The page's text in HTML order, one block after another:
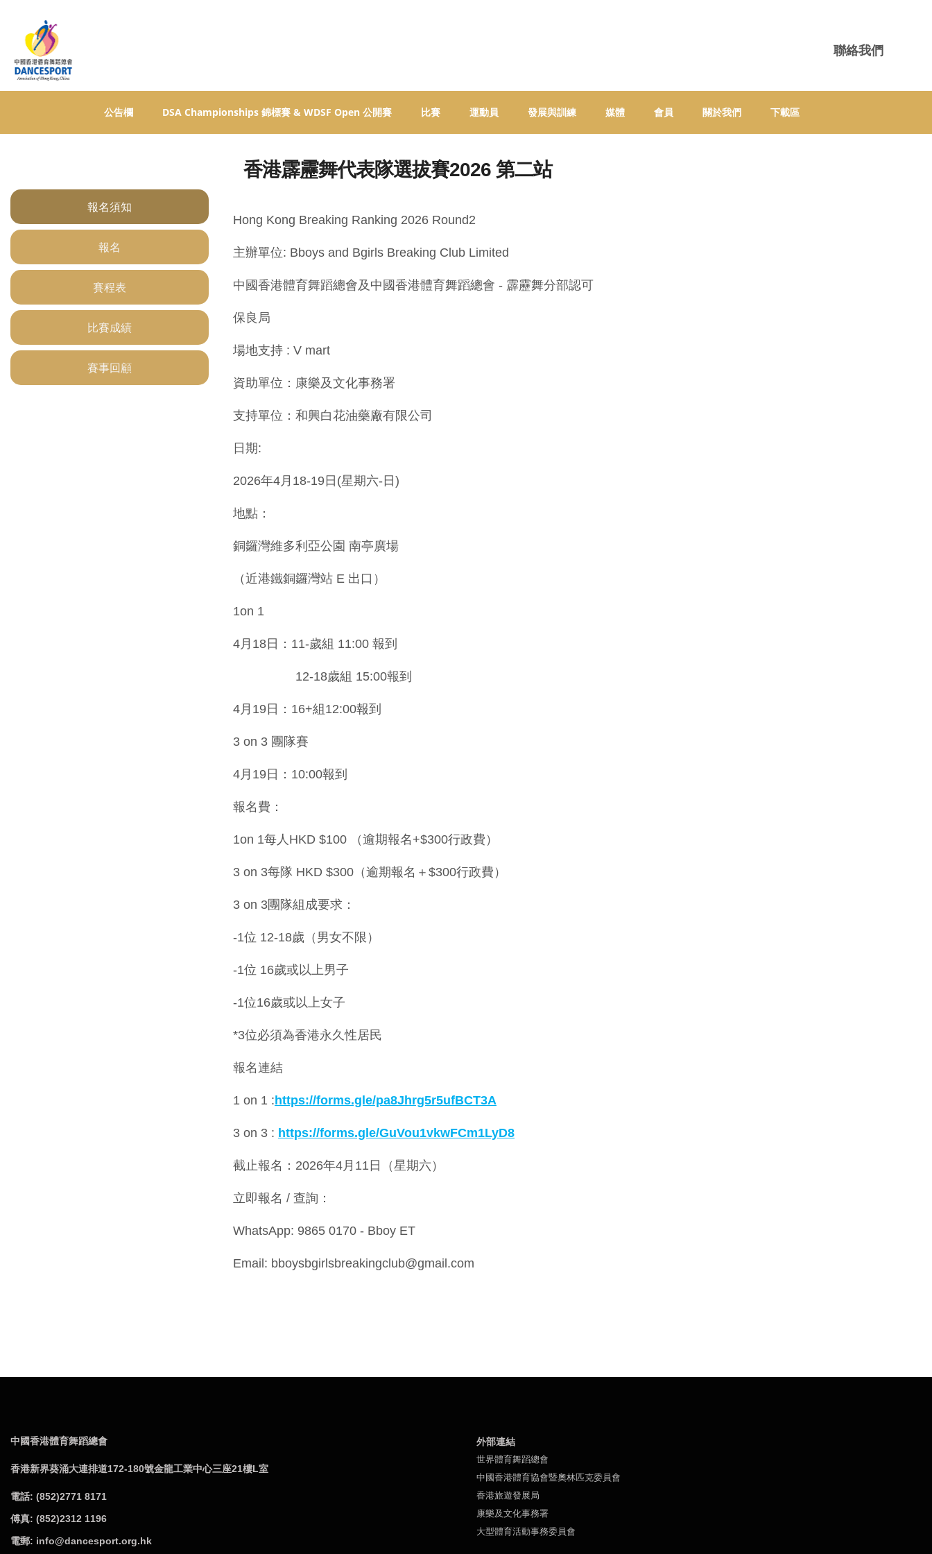
聯絡我們
公告欄 DSA Championships 錦標賽 & WDSF Open 公開賽 比賽 運動員 發展與訓練 媒體 會員 關於我們 下載區
報名須知
報名
賽程表
比賽成績
賽事回顧
香港霹靂舞代表隊選拔賽2026 第二站
Hong Kong Breaking Ranking 2026 Round2
主辦單位: Bboys and Bgirls Breaking Club Limited
中國香港體育舞蹈總會及中國香港體育舞蹈總會 - 霹靂舞分部認可
保良局
場地支持 : V mart
資助單位：康樂及文化事務署
支持單位：和興白花油藥廠有限公司
日期:
2026年4月18-19日(星期六-日)
地點：
銅鑼灣維多利亞公園 南亭廣場
（近港鐵銅鑼灣站 E 出口）
1on 1
4月18日：11-歲組 11:00 報到
12-18歲組 15:00報到
4月19日：16+組12:00報到
3 on 3 團隊賽
4月19日：10:00報到
報名費：
1on 1每人HKD $100 （逾期報名+$300行政費）
3 on 3每隊 HKD $300（逾期報名＋$300行政費）
3 on 3團隊組成要求：
-1位 12-18歲（男女不限）
-1位 16歲或以上男子
-1位16歲或以上女子
*3位必須為香港永久性居民
報名連結
1 on 1 : https://forms.gle/pa8Jhrg5r5ufBCT3A
3 on 3 : https://forms.gle/GuVou1vkwFCm1LyD8
截止報名：2026年4月11日（星期六）
立即報名 / 查詢：
WhatsApp: 9865 0170 - Bboy ET
Email: bboysbgirlsbreakingclub@gmail.com
中國香港體育舞蹈總會
香港新界葵涌大連排道172-180號金龍工業中心三座21樓L室
電話: (852)2771 8171
傅真: (852)2312 1196
電郵: info@dancesport.org.hk
外部連結
世界體育舞蹈總會
中國香港體育協會暨奧林匹克委員會
香港旅遊發展局
康樂及文化事務署
大型體育活動事務委員會